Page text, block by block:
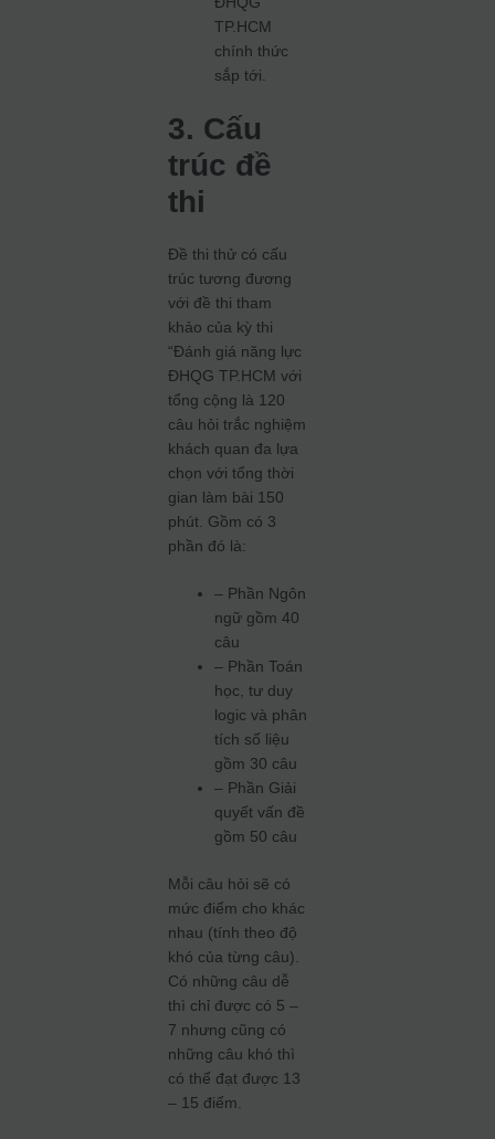
TP.HCM
chính thức
sắp tới.
3. Cấu
trúc đề
thi
Đề thi thử có cấu
trúc tương đương
với đề thi tham
khảo của kỳ thi
“Đánh giá năng lực
ĐHQG TP.HCM với
tổng cộng là 120
câu hỏi trắc nghiệm
khách quan đa lựa
chọn với tổng thời
gian làm bài 150
phút. Gồm có 3
phần đó là:
– Phần Ngôn
ngữ gồm 40
câu
– Phần Toán
học, tư duy
logic và phân
tích số liệu
gồm 30 câu
– Phần Giải
quyết vấn đề
gồm 50 câu
Mỗi câu hỏi sẽ có
mức điểm cho khác
nhau (tính theo độ
khó của từng câu).
Có những câu dễ
thì chỉ được có 5 –
7 nhưng cũng có
những câu khó thì
có thể đạt được 13
– 15 điểm.